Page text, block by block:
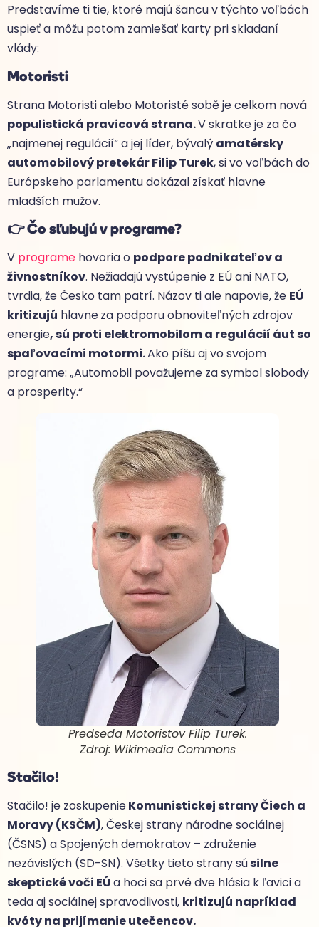
Predstavíme ti tie, ktoré majú šancu v týchto voľbách
uspieť a môžu potom zamiešať karty pri skladaní
vlády:
Motoristi
Strana Motoristi alebo Motoristé sobě je celkom nová
populistická pravicová strana.V skratke je za čo
„najmenej regulácií“ a jej líder, bývalý amatérsky
automobilový pretekár Filip Turek, si vo voľbách do
Európskeho parlamentu dokázal získať hlavne
mladších mužov.
👉 Čo sľubujú v programe?
V programe hovoria o podpore podnikateľov a
živnostníkov. Nežiadajú vystúpenie z EÚ ani NATO,
tvrdia, že Česko tam patrí. Názov ti ale napovie, že EÚ
kritizujú hlavneza podporu obnoviteľných zdrojov
energie, sú proti elektromobilom a regulácií áut so
spaľovacími motormi.Ako píšu aj vo svojom
programe: „Automobil považujeme za symbol slobody
a prosperity.“
Predseda Motoristov Filip Turek.
Zdroj: Wikimedia Commons
Stačilo!
Stačilo! je zoskupenieKomunistickej strany Čiech a
Moravy (KSČM), Českej strany národne sociálnej
(ČSNS) a Spojených demokratov – združenie
nezávislých (SD-SN). Všetky tieto strany súsilne
skeptické voči EÚa hoci sa prvé dve hlásia k ľavici a
teda aj sociálnej spravodlivosti, kritizujú napríklad
kvóty na prijímanie utečencov.